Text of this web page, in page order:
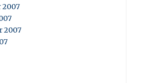
2007
2007